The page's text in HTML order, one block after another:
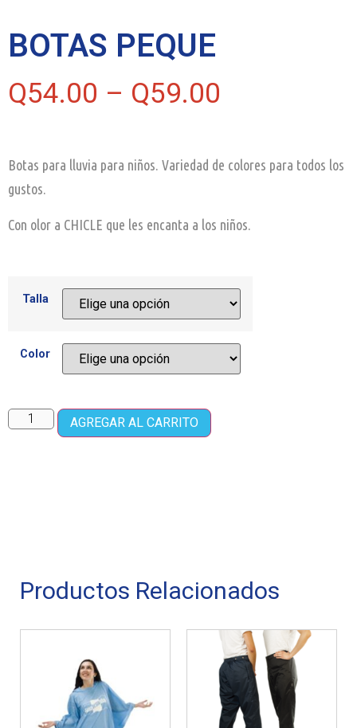
BOTAS PEQUE
Q54.00 – Q59.00
Botas para lluvia para niños. Variedad de colores para todos los
gustos.
Con olor a CHICLE que les encanta a los niños.
Talla
Color
AGREGAR AL CARRITO
Productos Relacionados